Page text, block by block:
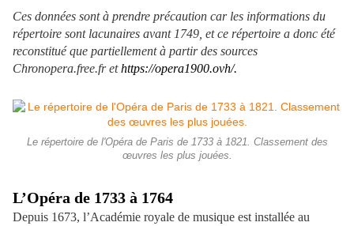
Ces données sont à prendre précaution car les informations du
répertoire sont lacunaires avant 1749, et ce répertoire a donc été
reconstitué que partiellement à partir des sources
Chronopera.free.fr et https://opera1900.ovh/.
Le répertoire de l'Opéra de Paris de 1733 à 1821. Classement des
œuvres les plus jouées.
L’Opéra de 1733 à 1764
Depuis 1673, l’Académie royale de musique est installée au